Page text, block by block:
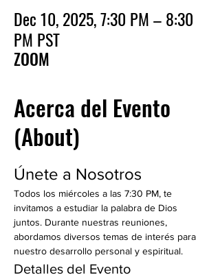
Dec 10, 2025, 7:30 PM – 8:30
PM PST
ZOOM
Acerca del Evento
(About)
Únete a Nosotros
Todos los miércoles a las 7:30 PM, te
invitamos a estudiar la palabra de Dios
juntos. Durante nuestras reuniones,
abordamos diversos temas de interés para
nuestro desarrollo personal y espiritual.
Detalles del Evento